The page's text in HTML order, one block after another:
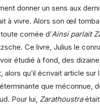
donner un sens aux
à vivre. Alors son œil
cornée d’Ainsi parlait
Ce livre, Julius le
étudié à fond, des
alors qu’il écrivait article sur
que méconnue,
Pour lui, Zarathoustraétait